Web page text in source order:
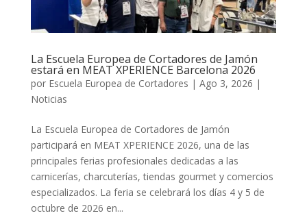
La Escuela Europea de Cortadores de Jamón
estará en MEAT XPERIENCE Barcelona 2026
por Escuela Europea de Cortadores | Ago 3, 2026 |
Noticias
La Escuela Europea de Cortadores de Jamón
participará en MEAT XPERIENCE 2026, una de las
principales ferias profesionales dedicadas a las
carnicerías, charcuterías, tiendas gourmet y comercios
especializados. La feria se celebrará los días 4 y 5 de
octubre de 2026 en...